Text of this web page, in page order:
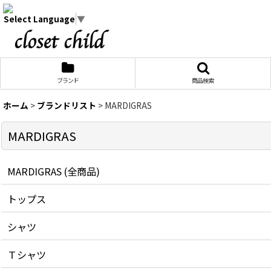
Select Language ▼
ブランド 商品検索
ホーム > ブランドリスト > MARDIGRAS
MARDIGRAS
MARDIGRAS (全商品)
トップス
シャツ
Ｔシャツ